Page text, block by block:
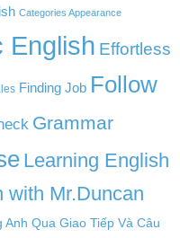
Categories Appearance
English Effortless
Finding Job Follow
Grammar
Learning English
with Mr.Duncan
Anh Qua Giao Tiếp Và Câu